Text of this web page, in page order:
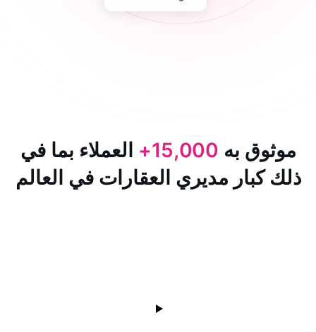
به15,000+ العملاء بما في
مديري العقارات في العالم